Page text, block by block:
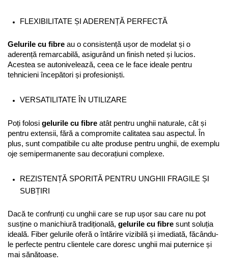
FLEXIBILITATE ȘI ADERENȚĂ PERFECTĂ
Gelurile cu fibre au o consistență ușor de modelat și o
aderență remarcabilă, asigurând un finish neted și lucios.
Acestea se autonivelează, ceea ce le face ideale pentru
tehnicieni începători și profesioniști.
VERSATILITATE ÎN UTILIZARE
Poți folosi gelurile cu fibre atât pentru unghii naturale, cât și
pentru extensii, fără a compromite calitatea sau aspectul. În
plus, sunt compatibile cu alte produse pentru unghii, de exemplu
oje semipermanente sau decorațiuni complexe.
REZISTENȚĂ SPORITĂ PENTRU UNGHII FRAGILE ȘI
SUBȚIRI
Dacă te confrunți cu unghii care se rup ușor sau care nu pot
susține o manichiură tradițională, gelurile cu fibre sunt soluția
ideală. Fiber gelurile oferă o întărire vizibilă și imediată, făcându-
le perfecte pentru clientele care doresc unghii mai puternice și
mai sănătoase.